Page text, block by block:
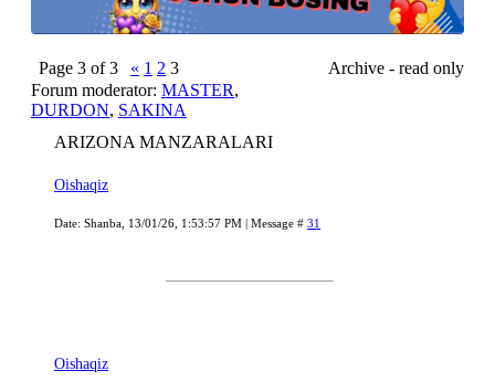
Page 3 of3 « 1 2 3
Archive - read only
Forum moderator: MASTER,
DURDON, SAKINA
ARIZONA MANZARALARI
Oishaqiz
Date: Shanba, 13/01/26, 1:53:57 PM | Message # 31
Oishaqiz